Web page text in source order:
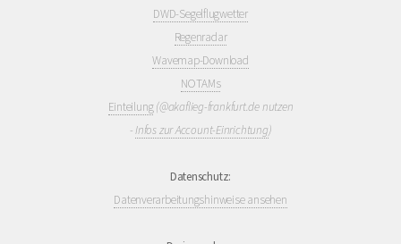
DWD-Segelflugwetter
Regenradar
Wavemap-Download
NOTAMs
Einteilung (@akaflieg-frankfurt.de nutzen
-Infos zur Account-Einrichtung)
Datenschutz:
Datenverarbeitungshinweise ansehen